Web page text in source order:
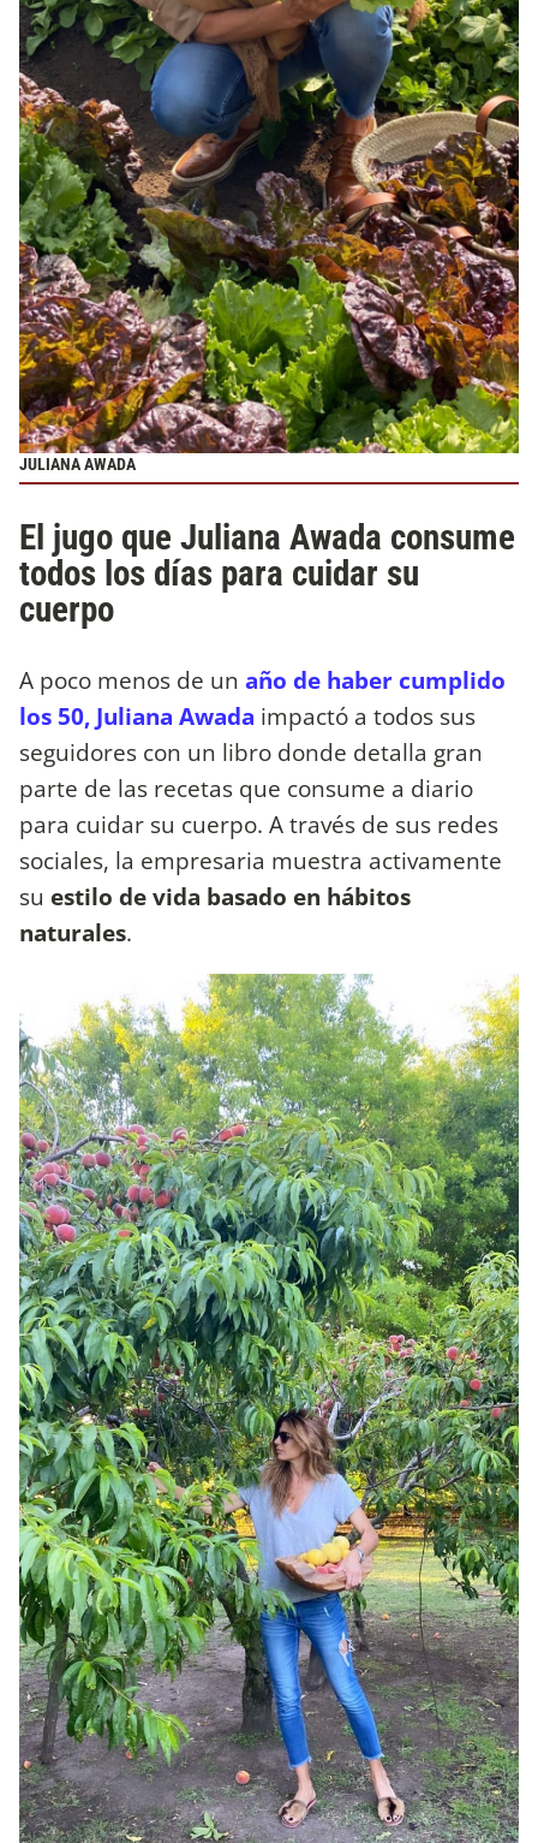
JULIANA AWADA
El jugo que Juliana Awada consume
todos los días para cuidar su
cuerpo
A poco menos de un año de haber cumplido
los 50, Juliana Awada impactó a todos sus
seguidores con un libro donde detalla gran
parte de las recetas que consume a diario
para cuidar su cuerpo. A través de sus redes
sociales, la empresaria muestra activamente
su estilo de vida basado en hábitos
naturales.